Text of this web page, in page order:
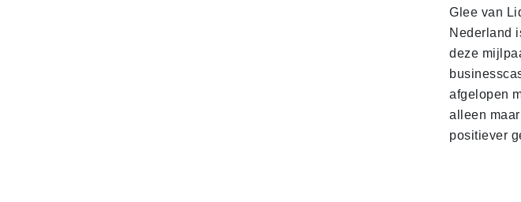
Glee van
Nederland
deze
afgelopen
alleen maar
positiever